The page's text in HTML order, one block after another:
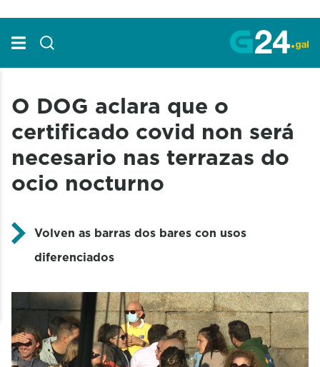
O DOG aclara que o
certificado covid non será
necesario nas terrazas do
ocio nocturno
Volven as barras dos bares con usos
diferenciados